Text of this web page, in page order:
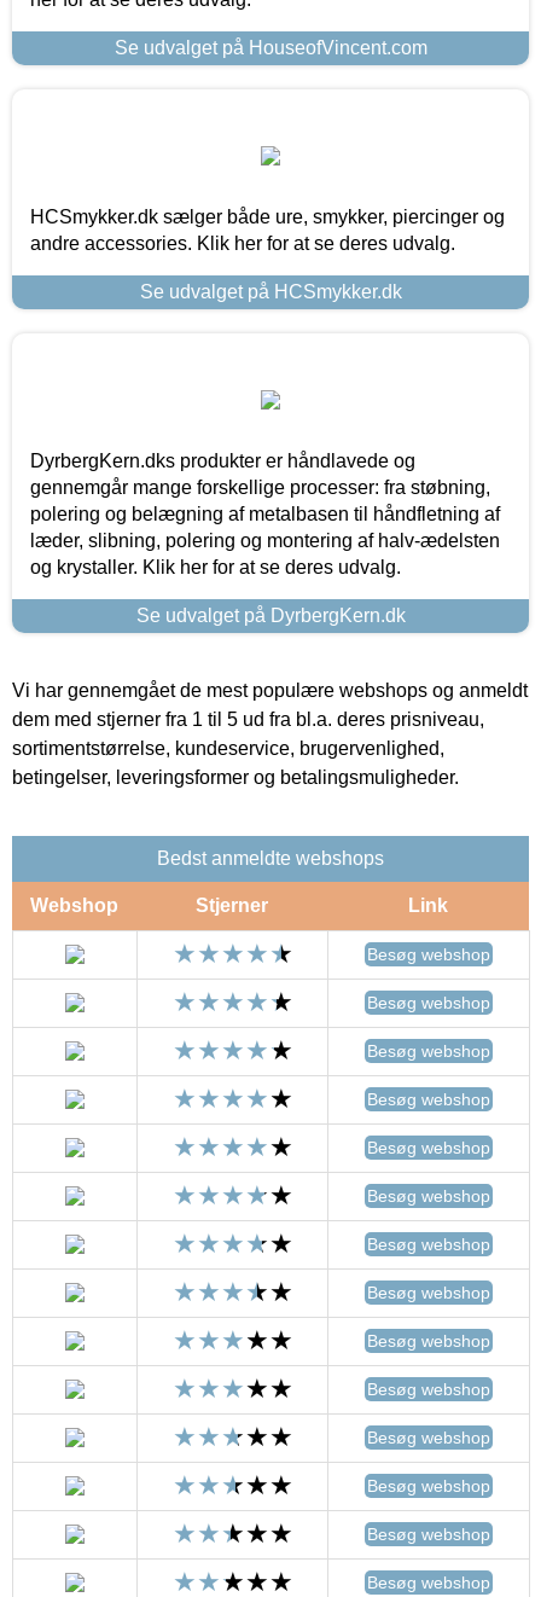
Se udvalget på HouseofVincent.com
HCSmykker.dk sælger både ure, smykker, piercinger og
andre accessories. Klik her for at se deres udvalg.
Se udvalget på HCSmykker.dk
DyrbergKern.dks produkter er håndlavede og
gennemgår mange forskellige processer: fra støbning,
polering og belægning af metalbasen til håndfletning af
læder, slibning, polering og montering af halv-ædelsten
og krystaller. Klik her for at se deres udvalg.
Se udvalget på DyrbergKern.dk
Vi har gennemgået de mest populære webshops og anmeldt
dem med stjerner fra 1 til 5 ud fra bl.a. deres prisniveau,
sortimentstørrelse, kundeservice, brugervenlighed,
betingelser, leveringsformer og betalingsmuligheder.
Bedst anmeldte webshops
Webshop Stjerner Link
Besøg webshop
Besøg webshop
Besøg webshop
Besøg webshop
Besøg webshop
Besøg webshop
Besøg webshop
Besøg webshop
Besøg webshop
Besøg webshop
Besøg webshop
Besøg webshop
Besøg webshop
Besøg webshop